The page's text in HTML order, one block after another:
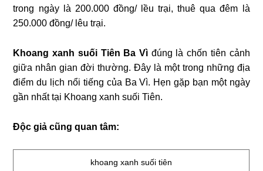
trong ngày là 200.000 đồng/ lều trại, thuê qua đêm là
250.000 đồng/ lêu trại.
Khoang xanh suối Tiên Ba Vì đúng là chốn tiên cảnh
giữa nhân gian đời thường. Đây là một trong những địa
điểm du lịch nổi tiếng của Ba Vì. Hẹn gặp bạn một ngày
gần nhất tại Khoang xanh suối Tiên.
Độc giả cũng quan tâm:
khoang xanh suối tiên